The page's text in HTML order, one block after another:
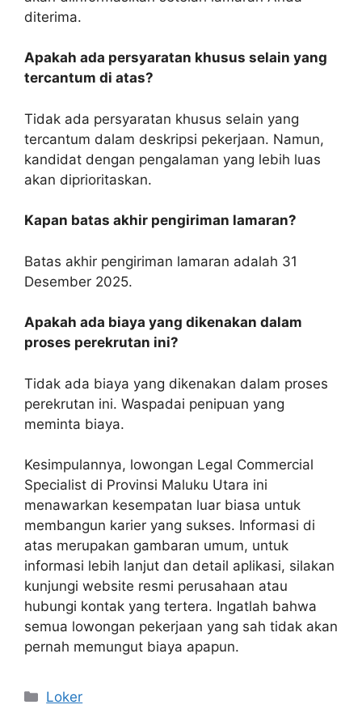
diterima.
Apakah ada persyaratan khusus selain yang
tercantum di atas?
Tidak ada persyaratan khusus selain yang
tercantum dalam deskripsi pekerjaan. Namun,
kandidat dengan pengalaman yang lebih luas
akan diprioritaskan.
Kapan batas akhir pengiriman lamaran?
Batas akhir pengiriman lamaran adalah 31
Desember 2025.
Apakah ada biaya yang dikenakan dalam
proses perekrutan ini?
Tidak ada biaya yang dikenakan dalam proses
perekrutan ini. Waspadai penipuan yang
meminta biaya.
Kesimpulannya, lowongan Legal Commercial
Specialist di Provinsi Maluku Utara ini
menawarkan kesempatan luar biasa untuk
membangun karier yang sukses. Informasi di
atas merupakan gambaran umum, untuk
informasi lebih lanjut dan detail aplikasi, silakan
kunjungi website resmi perusahaan atau
hubungi kontak yang tertera. Ingatlah bahwa
semua lowongan pekerjaan yang sah tidak akan
pernah memungut biaya apapun.
Kategori
Loker